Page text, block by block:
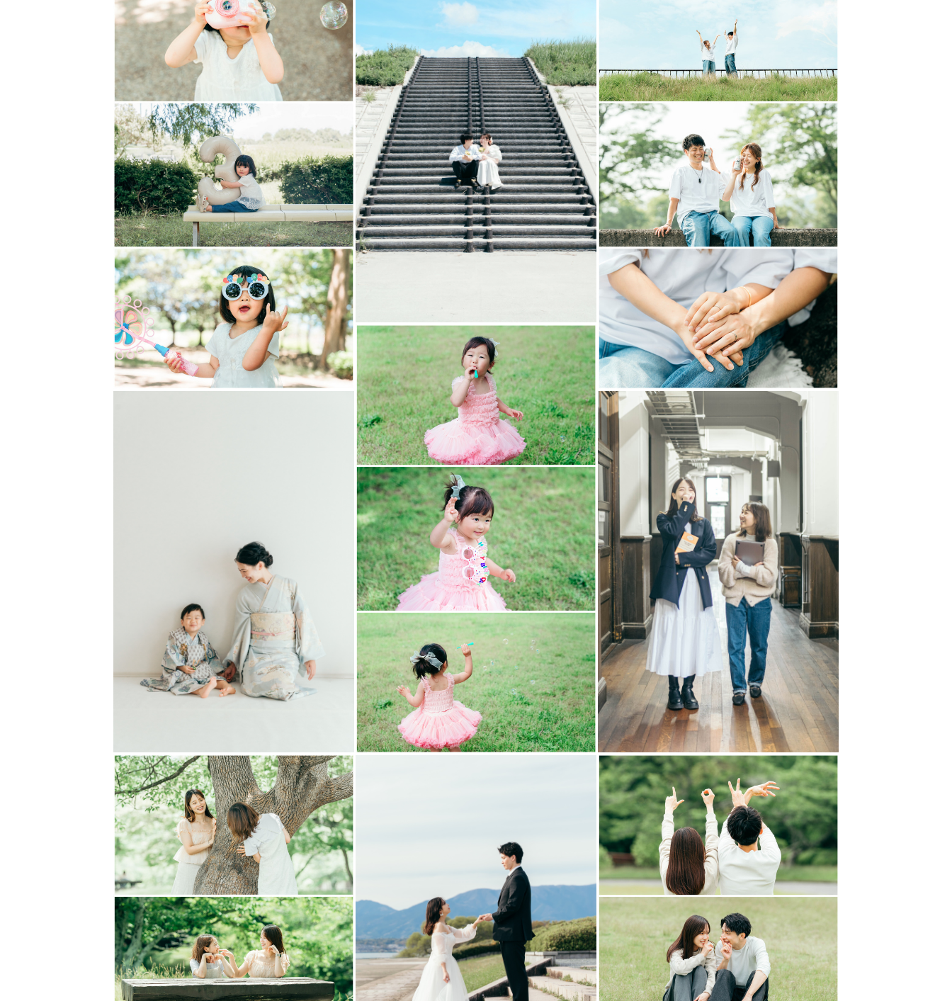
事前のお打ち合わせは基本的に私のカメラマン公式LINEにてやり取りさせていただいております。ご希望であればZOOMやお
電話でのお打ち合わせもさせていただきますので、お気軽にお申し付けください。
﹡˖˟༝˖˟˖˟   小物の貸し出し  ﹡˖˟༝˖˟˖˟
原則お客様でご用意していただいておりますが、所有しているものについては貸し出し可能ですので、お気軽にご相談くださ
い。
﹡˖˟༝˖˟˖˟   写真への思い  ﹡˖˟༝˖˟˖˟
私は小さい頃から父が残してくれていた自分のアルバムを見るのが好きで、家族や友達との楽しかった思い出を振り返った
り、時間が経って忘れかけていたことを思い出したりしていました📕
大人になった今でもよく見ています。
私は皆さんの思い出になるような、数年経って見返した時に愛おしくなるような、楽しかった記憶が蘇ってくるようなそんな
写真をお届けしたいです🕊
記念となる特別な1日も、何気ない普段の日常も全ての撮影が素敵な思い出になりますように🌟
素敵な思い出になるように心を込めてシャッターを切ります！
撮影でお会い出来る日を心より楽しみにしております🌷
ご相談やご依頼前に気になることがございましたらお気軽にLINE公式アカウントからご連絡ください✉️↓↓